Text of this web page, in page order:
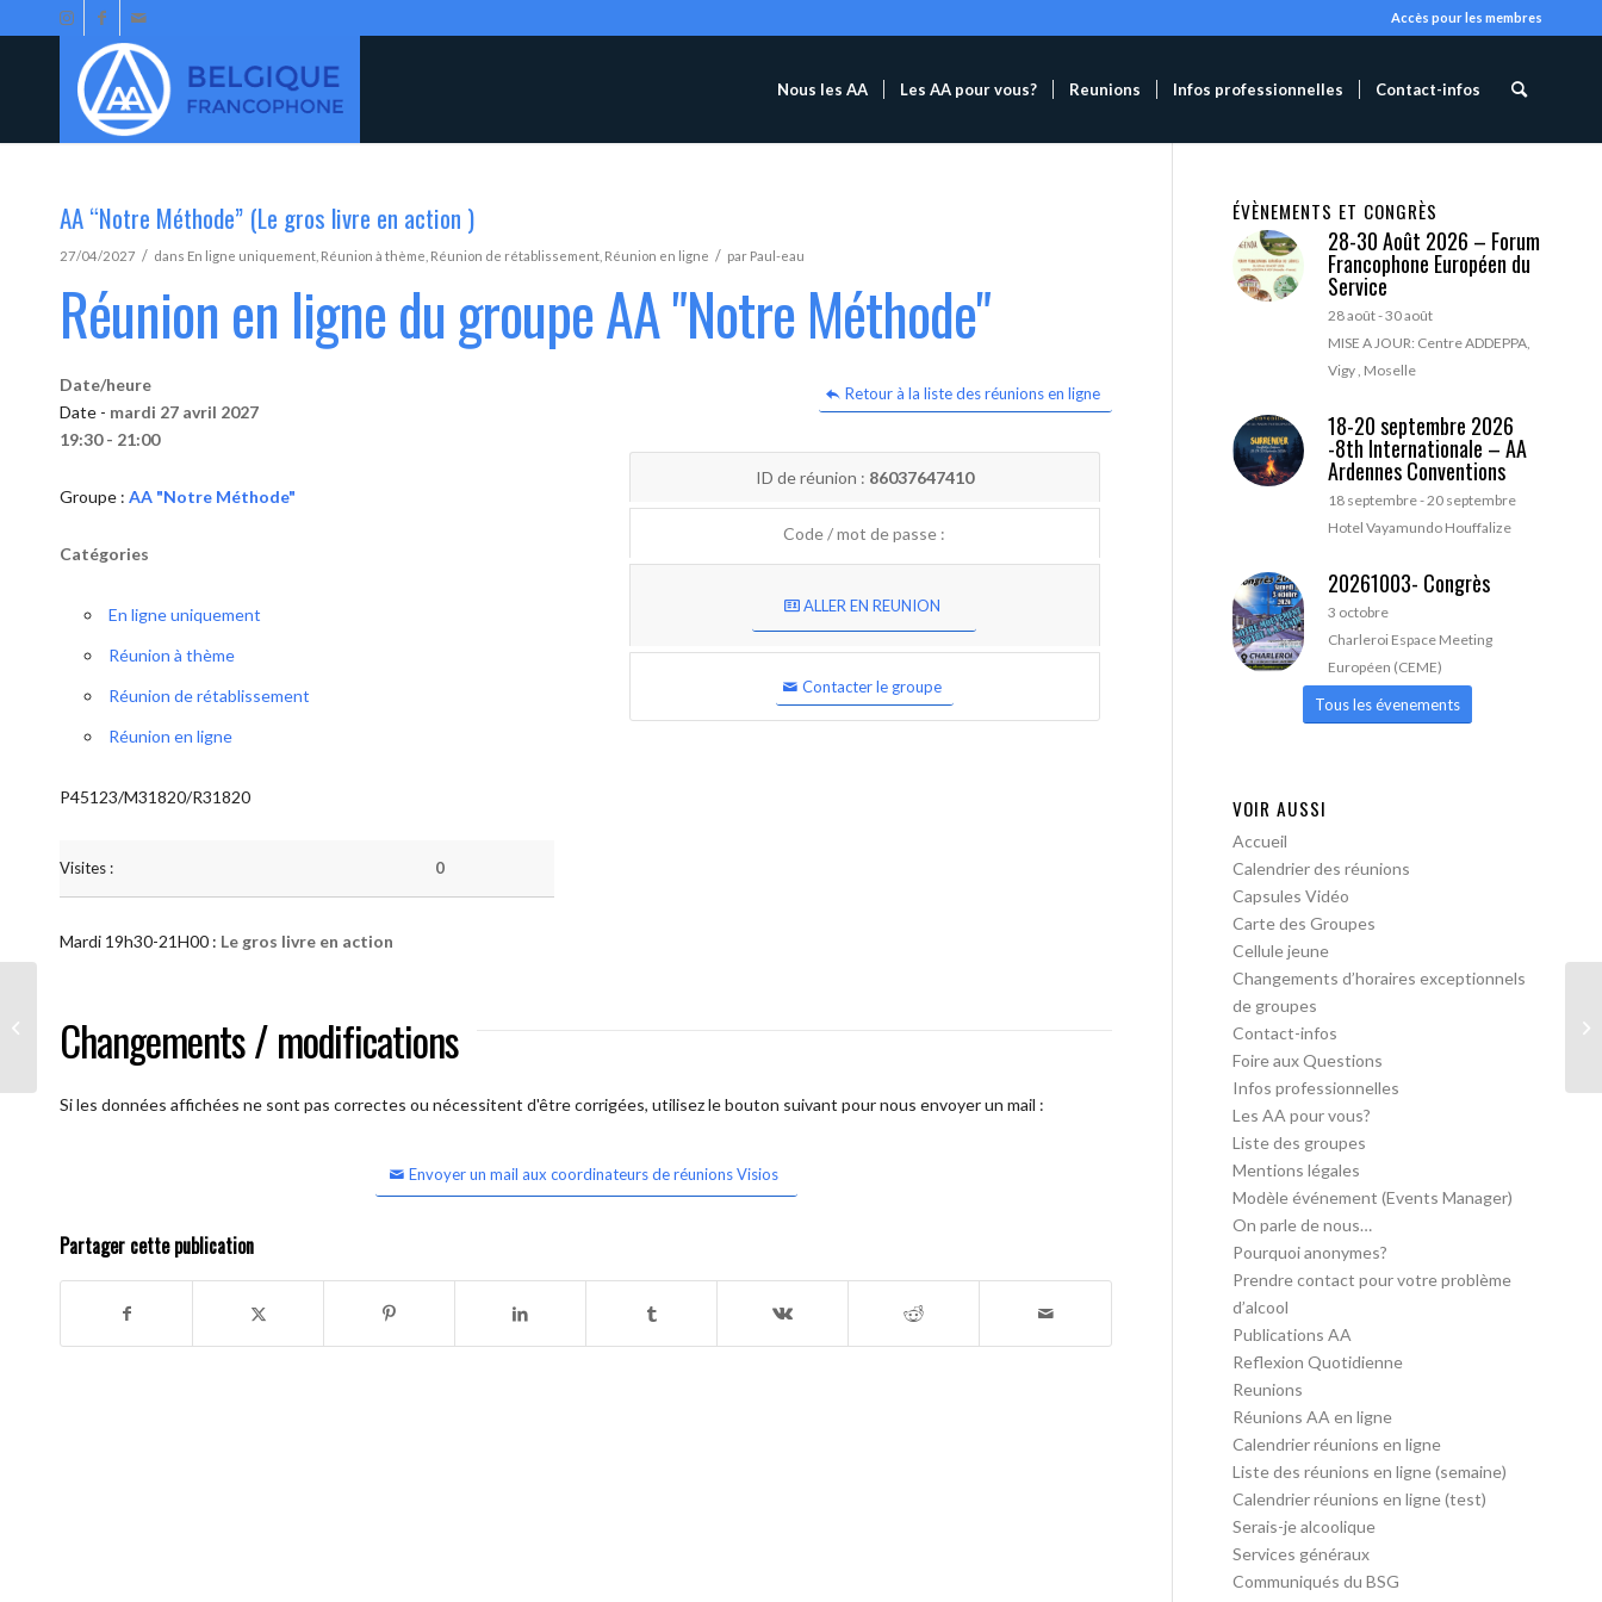
Accès pour les membres
Nous les AA Les AA pour vous? Reunions Infos professionnelles Contact-infos
AA “Notre Méthode” (Le gros livre en action )
27/04/2027 / dans En ligne uniquement Réunion à thème Réunion de rétablissement Réunion en ligne / par Paul-eau
Réunion en ligne du groupe AA "Notre Méthode"
Retour à la liste des réunions en ligne
Date/heure
Date - mardi 27 avril 2027
19:30 - 21:00
Groupe : AA "Notre Méthode"
Catégories
En ligne uniquement
Réunion à thème
Réunion de rétablissement
Réunion en ligne
P45123/M31820/R31820
Visites : 0
ID de réunion : 86037647410
Code / mot de passe :
ALLER EN REUNION
Contacter le groupe
Mardi 19h30-21H00 : Le gros livre en action
Changements / modifications
Si les données affichées ne sont pas correctes ou nécessitent d'être corrigées, utilisez le bouton suivant pour nous envoyer un mail :
Envoyer un mail aux coordinateurs de réunions Visios
Partager cette publication
ÉVÈNEMENTS ET CONGRÈS
28-30 Août 2026 – Forum
Francophone Européen du
Service
28 août-30 août
MISE A JOUR: Centre ADDEPPA,
Vigy , Moselle
18-20 septembre 2026
-8th Internationale – AA
Ardennes Conventions
18 septembre-20 septembre
Hotel Vayamundo Houffalize
20261003- Congrès
3 octobre
Charleroi Espace Meeting
Européen (CEME)
Tous les évenements
VOIR AUSSI
Accueil
Calendrier des réunions
Capsules Vidéo
Carte des Groupes
Cellule jeune
Changements d’horaires exceptionnels
de groupes
Contact-infos
Foire aux Questions
Infos professionnelles
Les AA pour vous?
Liste des groupes
Mentions légales
Modèle événement (Events Manager)
On parle de nous…
Pourquoi anonymes?
Prendre contact pour votre problème
d’alcool
Publications AA
Reflexion Quotidienne
Reunions
Réunions AA en ligne
Calendrier réunions en ligne
Liste des réunions en ligne (semaine)
Calendrier réunions en ligne (test)
Serais-je alcoolique
Services généraux
Communiqués du BSG
action )